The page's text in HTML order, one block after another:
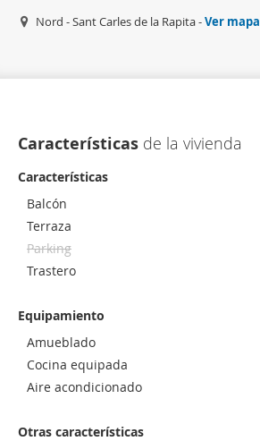
Nord - Sant Carles de la Rapita -Ver mapa
Características de la vivienda
Características
Balcón
Terraza
Parking
Trastero
Equipamiento
Amueblado
Cocina equipada
Aire acondicionado
Otras características